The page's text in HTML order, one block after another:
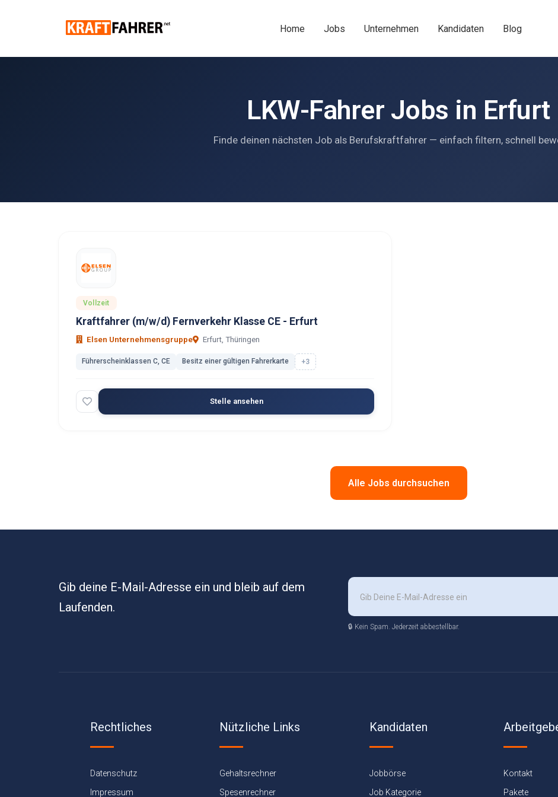
Home Jobs Unternehmen Kandidaten Blog
LKW-Fahrer Jobs in Erfurt
Finde deinen nächsten Job als Berufskraftfahrer — einfach filtern, schnell
Vollzeit
Kraftfahrer (m/w/d) Fernverkehr Klasse CE - Erfurt
Elsen Unternehmensgruppe Erfurt, Thüringen
Führerscheinklassen C, CE Besitz einer gültigen Fahrerkarte +3
Stelle ansehen
Alle Jobs durchsuchen
Gib deine E-Mail-Adresse ein und bleib auf dem
Laufenden.
🔒 Kein Spam. Jederzeit abbestellbar.
Rechtliches
Datenschutz
Impressum
Nützliche Links
Gehaltsrechner
Spesenrechner
Kandidaten
Jobbörse
Job Kategorie
Kontakt
Pakete